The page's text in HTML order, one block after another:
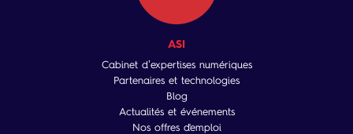
ASI
Cabinet d’expertises numériques
Partenaires et technologies
Blog
Actualités et événements
Nos offres d'emploi